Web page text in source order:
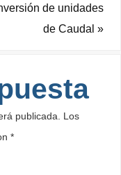
de unidades
de Caudal »
publicada. Los
*